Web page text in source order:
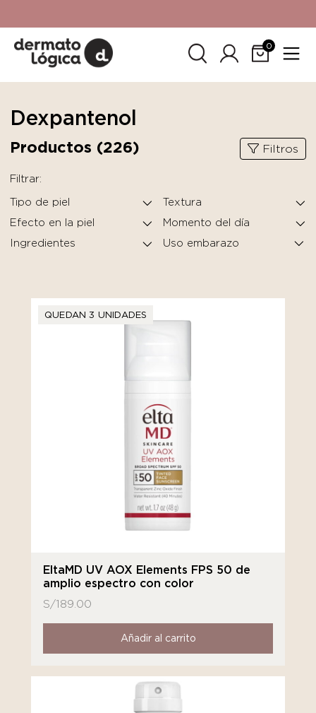
SkinCeuticals.
0
Dexpantenol
Productos (226) Filtros
Filtrar:
Tipo de piel
Textura
Efecto en la piel
Momento del día
Ingredientes
QUEDAN 3 UNIDADES
EltaMD UV AOX Elements FPS 50 de
amplio espectro con color
S/189.00
Añadir al carrito